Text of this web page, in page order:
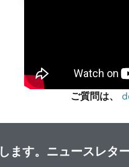
ご質問は、
ます。ニュースレタ